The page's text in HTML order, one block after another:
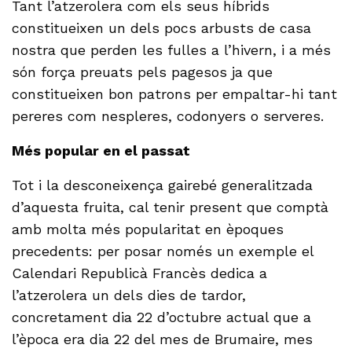
Tant l’atzerolera com els seus híbrids
constitueixen un dels pocs arbusts de casa
nostra que perden les fulles a l’hivern, i a més
són força preuats pels pagesos ja que
constitueixen bon patrons per empaltar-hi tant
pereres com nespleres, codonyers o serveres.
Més popular en el passat
Tot i la desconeixença gairebé generalitzada
d’aquesta fruita, cal tenir present que comptà
amb molta més popularitat en èpoques
precedents: per posar només un exemple el
Calendari Republicà Francès dedica a
l’atzerolera un dels dies de tardor,
concretament dia 22 d’octubre actual que a
l’època era dia 22 del mes de Brumaire, mes